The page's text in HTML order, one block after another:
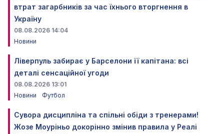
втрат загарбників за час їхнього вторгнення в
Україну
08.08.2026 14:04
Новини
Ліверпуль забирає у Барселони її капітана: всі
деталі сенсаційної угоди
08.08.2026 13:01
Новини
Футбол
Сувора дисципліна та спільні обіди з тренерами!
Жозе Моуріньо докорінно змінив правила у Реалі